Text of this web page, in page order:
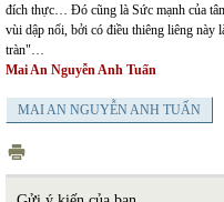
đích thực… Đó cũng là Sức mạnh của
vùi dập nổi, bởi có điều thiêng liêng này
tràn"…
Mai An Nguyễn Anh Tuấn
MAI AN NGUYỄN ANH TUẤN